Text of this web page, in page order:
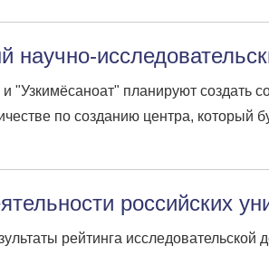
"Узкимёсаноат" планируют создать
по созданию центра, который
российских
рейтинга исследовательской